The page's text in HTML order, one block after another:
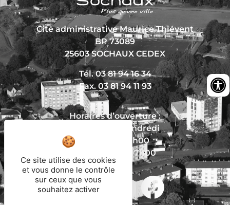
Cité administrative Maurice Thiévent
BP 73089
25603 SOCHAUX CEDEX
Tél. 03 81 94 16 34
Fax. 03 81 94 11 93
Horaires d’ouverture :
Du lundi au vendredi
De 8h30 à 12h00
Et de 13h30 à 17h00
Nous écrire
Ce site utilise des cookies
et vous donne le contrôle
sur ceux que vous
souhaitez activer